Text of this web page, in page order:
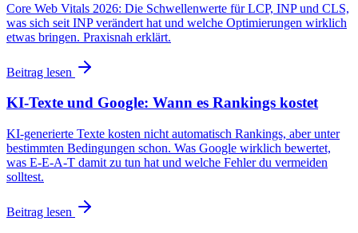
Core Web Vitals 2026: Die Schwellenwerte für LCP, INP und CLS,
was sich seit INP verändert hat und welche Optimierungen wirklich
etwas bringen. Praxisnah erklärt.
Beitrag lesen
KI-Texte und Google: Wann es Rankings kostet
KI-generierte Texte kosten nicht automatisch Rankings, aber unter
bestimmten Bedingungen schon. Was Google wirklich bewertet,
was E-E-A-T damit zu tun hat und welche Fehler du vermeiden
solltest.
Beitrag lesen